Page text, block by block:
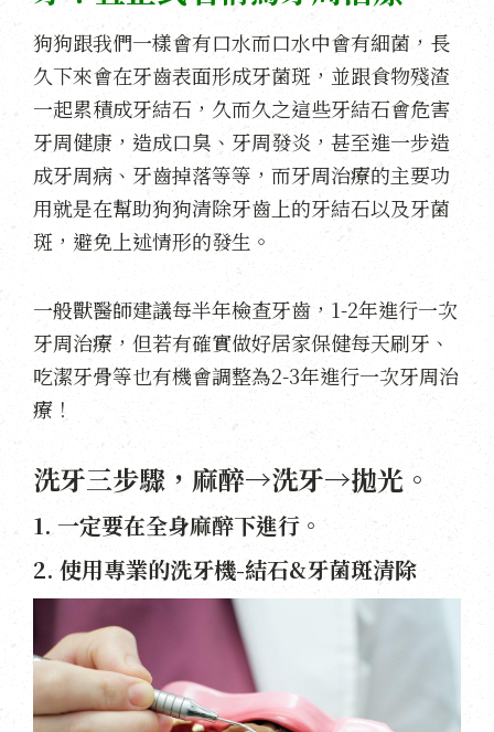
狗狗跟我們一樣會有口水而口水中會有細菌，長
久下來會在牙齒表面形成牙菌斑，並跟食物殘渣
一起累積成牙結石，久而久之這些牙結石會危害
牙周健康，造成口臭、牙周發炎，甚至進一步造
成牙周病、牙齒掉落等等，而牙周治療的主要功
用就是在幫助狗狗清除牙齒上的牙結石以及牙菌
斑，避免上述情形的發生。
一般獸醫師建議每半年檢查牙齒，1-2年進行一次
牙周治療，但若有確實做好居家保健每天刷牙、
吃潔牙骨等也有機會調整為2-3年進行一次牙周治
療！
洗牙三步驟，麻醉→洗牙→拋光。
1. 一定要在全身麻醉下進行。
2. 使用專業的洗牙機-結石&牙菌斑清除